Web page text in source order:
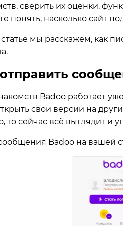
, сверить их оценки,
понять, насколько сайт
статье мы расскажем, как
Badoo работает
свои версии на
то сейчас всё выглядит и
Badoo на вашей